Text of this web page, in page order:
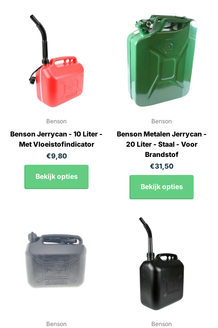
Benson
Benson Jerrycan - 10 Liter -
Met Vloeistofindicator
€9,80
Bekijk opties
Benson
Benson Metalen Jerrycan -
20 Liter - Staal - Voor
Brandstof
€31,50
Bekijk opties
Benson Benson